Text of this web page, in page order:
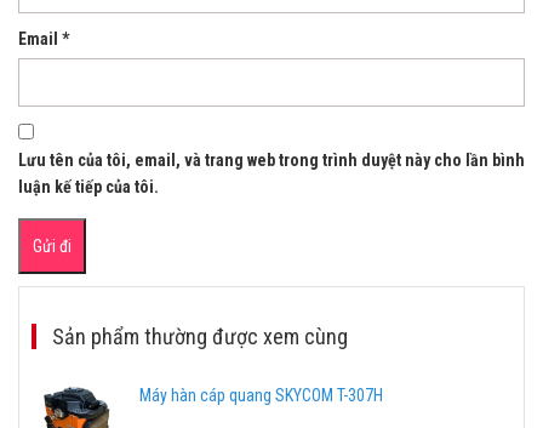
Email *
Lưu tên của tôi, email, và trang web trong trình duyệt này cho lần bình
luận kế tiếp của tôi.
Sản phẩm thường được xem cùng
Máy hàn cáp quang SKYCOM T-307H